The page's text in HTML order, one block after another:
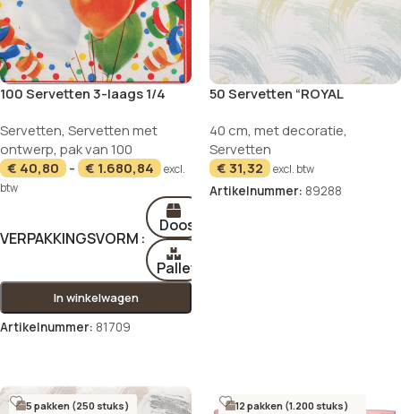
100 Servetten 3-laags 1/4
Balloons”
Servetten, Servetten met
ontwerp, pak van 100
€ 40,80 - € 1.680,84
excl.
btw
VERPAKKINGSVORM
Doos
Pallet
In winkelwagen
Artikelnummer: 81709
50 Servetten “ROYAL
40 cm arctisch blauw
“Brushstroke”
40 cm, met decoratie,
Servetten
€31,32 excl. btw
Artikelnummer: 89288
5 pakken (250 stuks)
12 pakken (1.200 stuks)